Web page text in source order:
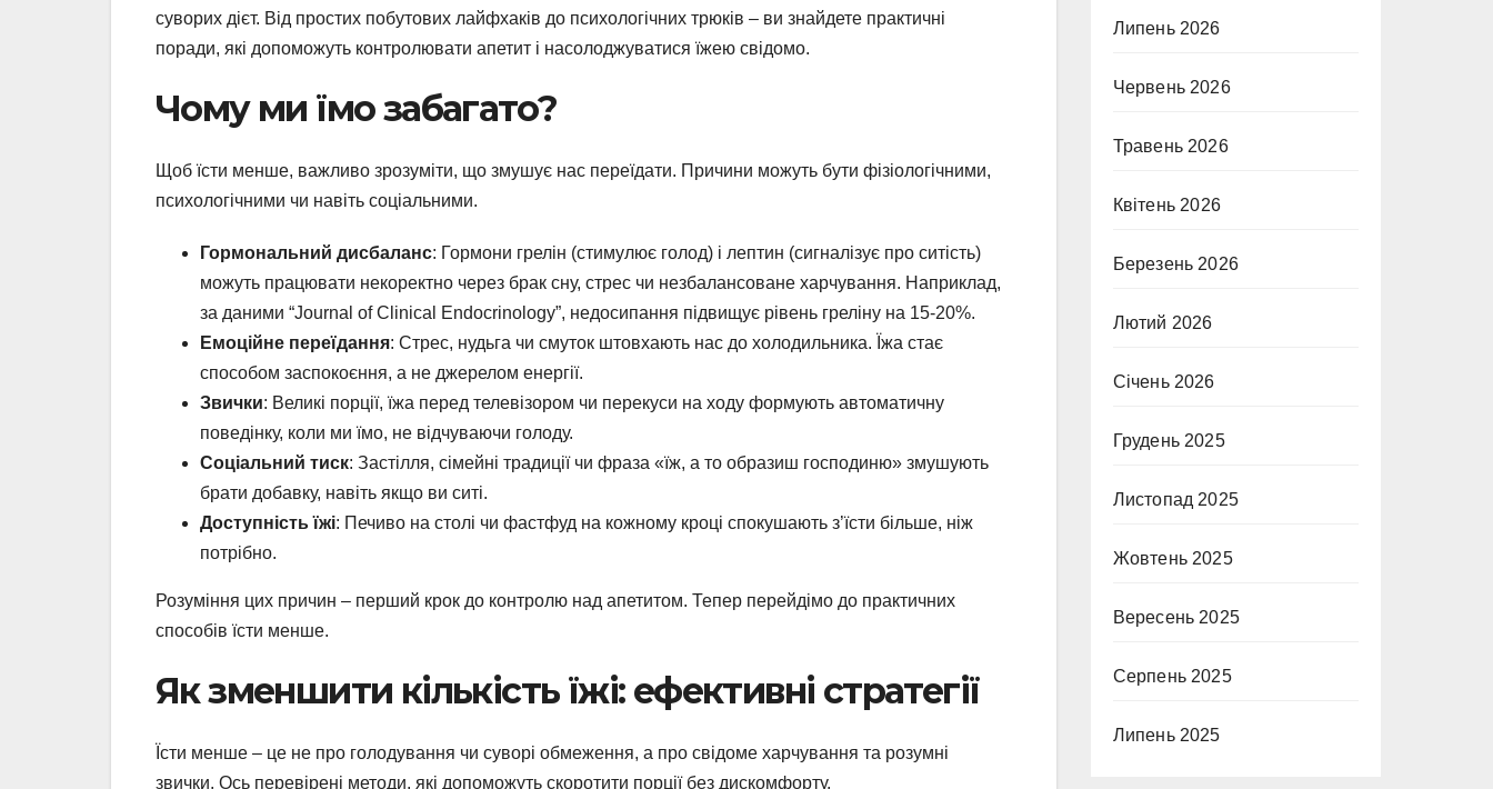
суворих дієт. Від простих побутових лайфхаків до психологічних трюків – ви знайдете практичні
поради, які допоможуть контролювати апетит і насолоджуватися їжею свідомо.
Чому ми їмо забагато?
Щоб їсти менше, важливо зрозуміти, що змушує нас переїдати. Причини можуть бути фізіологічними,
психологічними чи навіть соціальними.
Гормональний дисбаланс: Гормони грелін (стимулює голод) і лептин (сигналізує про ситість)
можуть працювати некоректно через брак сну, стрес чи незбалансоване харчування. Наприклад,
за даними “Journal of Clinical Endocrinology”, недосипання підвищує рівень греліну на 15-20%.
Емоційне переїдання: Стрес, нудьга чи смуток штовхають нас до холодильника. Їжа стає
способом заспокоєння, а не джерелом енергії.
Звички: Великі порції, їжа перед телевізором чи перекуси на ходу формують автоматичну
поведінку, коли ми їмо, не відчуваючи голоду.
Соціальний тиск: Застілля, сімейні традиції чи фраза «їж, а то образиш господиню» змушують
брати добавку, навіть якщо ви ситі.
Доступність їжі: Печиво на столі чи фастфуд на кожному кроці спокушають з’їсти більше, ніж
потрібно.
Розуміння цих причин – перший крок до контролю над апетитом. Тепер перейдімо до практичних
способів їсти менше.
Як зменшити кількість їжі: ефективні стратегії
Їсти менше – це не про голодування чи суворі обмеження, а про свідоме харчування та розумні
звички. Ось перевірені методи, які допоможуть скоротити порції без дискомфорту.
Липень 2026
Червень 2026
Травень 2026
Квітень 2026
Березень 2026
Лютий 2026
Січень 2026
Грудень 2025
Листопад 2025
Жовтень 2025
Вересень 2025
Серпень 2025
Липень 2025